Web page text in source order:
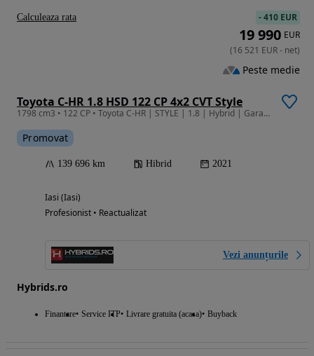
Toyota C-HR 1.8 HSD 122 CP 4x2 CVT Style
1798 cm3 • 122 CP • Toyota C-HR | STYLE | 1.8 | Hybrid | Garantie 6 ani | Finantare |
Promovat
139 696 km Hibrid 2021
Iasi (Iasi)
Profesionist • Reactualizat
Vezi anunțurile
Hybrids.ro
Finantare Service ITP Livrare gratuita (acasa) Buyback
-410 EUR
19 990 EUR
(16 521 EUR- net)
Peste medie
Calculeaza rata